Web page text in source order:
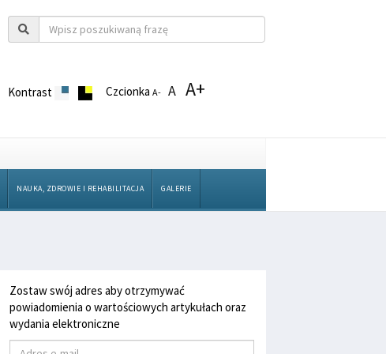
Kontrast CzcionkaA- A A+
NAUKA, ZDROWIE I REHABILITACJA GALERIE
Zostaw swój adres aby otrzymywać
powiadomienia o wartościowych artykułach oraz
wydania elektroniczne